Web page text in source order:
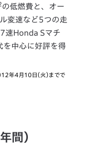
の低燃費と、オー
変速など5つの走
速Honda Sマチ
を中心に好評を得
年4月10日（火）までで
間）